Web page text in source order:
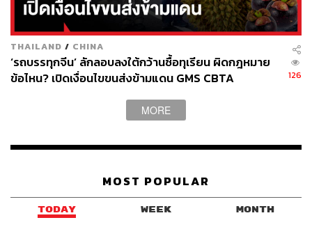
โดยหลังการบุกของยูเครน มีรายงานว่า ทางการรัสเซียได้
เตรียมพร้อมเสริมมาตรการความปลอดภัยที่โรงไฟฟ้า
นิวเคลียร์แห่งนี้ ขณะที่หลายฝ่ายจับตามองว่ายูเครนจะพุ่งเป้า
ยึดโรงไฟฟ้าแห่งนี้หรือไม่ ซึ่งทบวงการพลังงานปรมาณู
ระหว่างประเทศ (International Atomic Energy Agency:
นิวเคลียร์คุสค์ แต่เมื่อวันอาทิตย์ที่ผ่านมา (11 สิงหาคม)
นิวเคลียร์ซาปอริซเซีย ทางตอนใต้ของยูเครน ซึ่งเป็นจุดที่
รัสเซียยึดครองอยู่ โดย IAEA ระบุว่า เหตุไฟไหม้ครั้งนี้ไม่ส่ง
ผลกระทบต่อความปลอดภัย ขณะที่สื่อรัสเซียรายงานว่า ไฟ
THAILAND / CHINA
‘รถบรรทุกจีน’ ลักลอบลงใต้กว้านซื้อทุเรียน ผิดกฎหมาย
ข้อไหน? เปิดเงื่อนไขขนส่งข้ามแดน GMS CBTA
126
MORE
MOST POPULAR
TODAY WEEK MONTH